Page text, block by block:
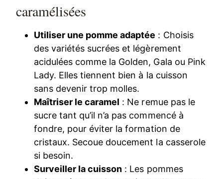
caramélisées
Utiliser une pomme adaptée : Choisis
des variétés sucrées et légèrement
acidulées comme la Golden, Gala ou Pink
Lady. Elles tiennent bien à la cuisson
sans devenir trop molles.
Maîtriser le caramel : Ne remue pas le
sucre tant qu’il n’a pas commencé à
fondre, pour éviter la formation de
cristaux. Secoue doucement la casserole
si besoin.
Surveiller la cuisson : Les pommes